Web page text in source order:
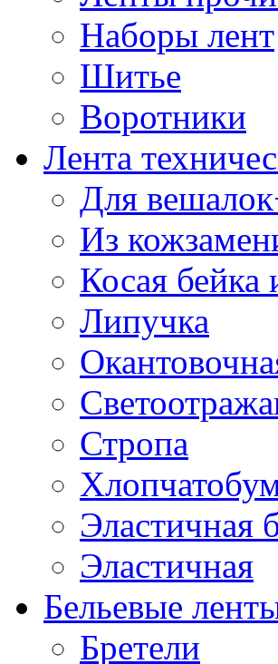
Наборы лент
Шитье
Воротники
Лента
Для
Из
Косая бейка
Липучка
Стропа
Эластичная
Эластичная
Бельевые
Бретели